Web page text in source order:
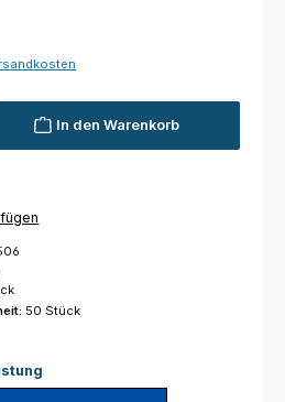
Wert ein oder benutze die
In den Warenkorb
50 Stück